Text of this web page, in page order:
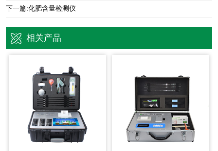
下一篇:化肥含量检测仪
相关产品